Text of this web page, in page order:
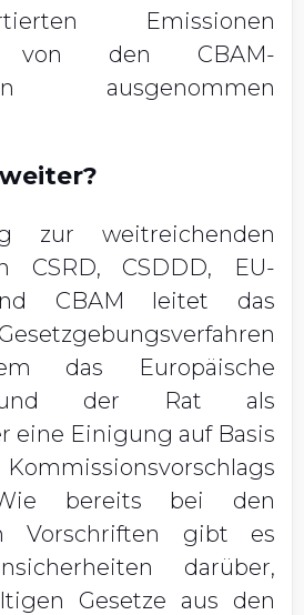
Emissionen
von den CBAM-
ausgenommen
zur weitreichenden
CSRD, CSDDD, EU-
CBAM leitet das
das Europäische
und der Rat als
eine Einigung auf Basis
bereits bei den
Vorschriften gibt es
darüber,
Gesetze aus den